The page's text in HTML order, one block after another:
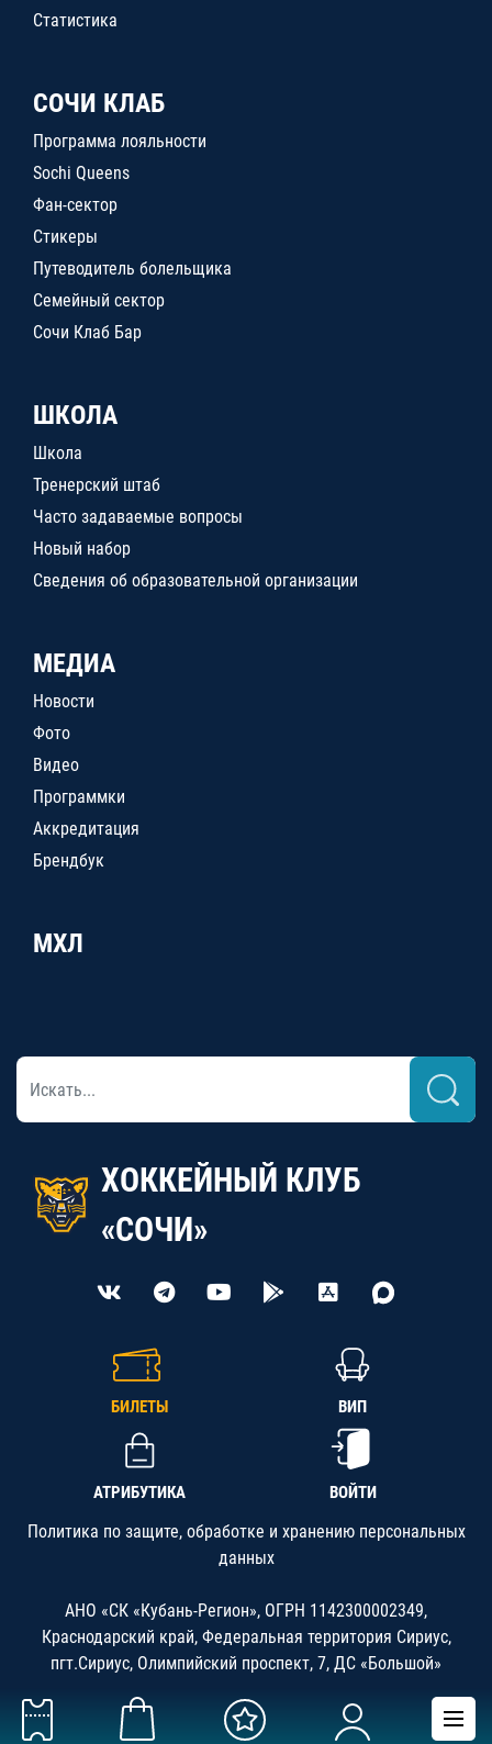
Статистика
СОЧИ КЛАБ
Программа лояльности
Sochi Queens
Фан-сектор
Стикеры
Путеводитель болельщика
Семейный сектор
Сочи Клаб Бар
ШКОЛА
Школа
Тренерский штаб
Часто задаваемые вопросы
Новый набор
Сведения об образовательной организации
МЕДИА
Новости
Фото
Видео
Программки
Аккредитация
Брендбук
МХЛ
ХОККЕЙНЫЙ КЛУБ
«СОЧИ»
БИЛЕТЫ ВИП
АТРИБУТИКА ВОЙТИ
Политика по защите, обработке и хранению персональных
данных
АНО «СК «Кубань-Регион», ОГРН 1142300002349,
Краснодарский край, Федеральная территория Сириус,
пгт.Сириус, Олимпийский проспект, 7, ДС «Большой»